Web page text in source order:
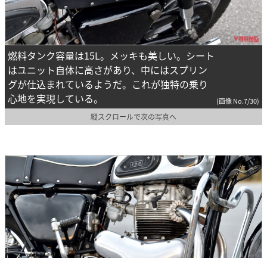
燃料タンク容量は15L。メッキも美しい。シート
はユニット自体に高さがあり、中にはスプリン
グが仕込まれているようだ。これが独特の乗り
心地を実現している。
(画像 No.7/30)
縦スクロールで次の写真へ